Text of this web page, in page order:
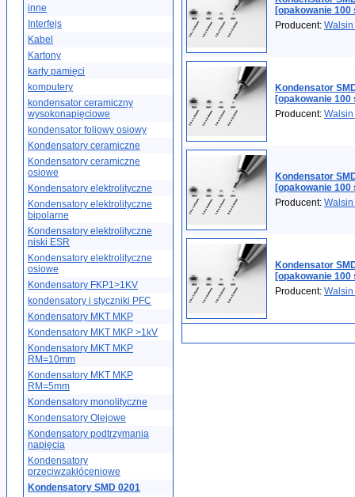
inne
Interfejs
Kabel
Kartony
karty pamięci
komputery
kondensator ceramiczny
wysokonapięciowe
kondensator foliowy osiowy
Kondensatory ceramiczne
Kondensatory ceramiczne
osiowe
Kondensatory elektrolityczne
Kondensatory elektrolityczne
bipolarne
Kondensatory elektrolityczne
niski ESR
Kondensatory elektrolityczne
osiowe
Kondensatory FKP1>1KV
kondensatory i styczniki PFC
Kondensatory MKT MKP
Kondensatory MKT MKP >1kV
Kondensatory MKT MKP
RM=10mm
Kondensatory MKT MKP
RM=5mm
Kondensatory monolityczne
Kondensatory Olejowe
Kondensatory podtrzymania
napięcia
Kondensatory
przeciwzakłóceniowe
Kondensatory SMD 0201
[opakowanie 100
Producent: Walsin
Kondensator
[opakowanie 100
Producent: Walsin
Kondensator
[opakowanie 100
Producent: Walsin
Kondensator
[opakowanie 100
Producent: Walsin